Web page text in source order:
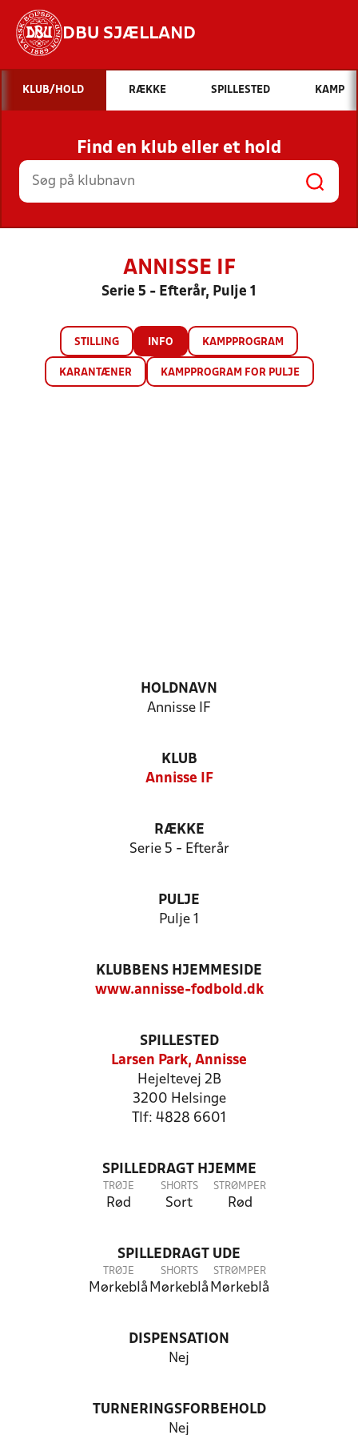
DBU SJÆLLAND
Hvad vil du søge efter?
INDHOLD OG NYHEDER
STILLINGER, RESULTATER, KLUBBER OG
HOLD
KLUB/HOLD RÆKKE SPILLESTED KAMP
Find en klub eller et hold
ANNISSE IF
Serie 5 - Efterår, Pulje 1
STILLING INFO KAMPPROGRAM
KARANTÆNER KAMPPROGRAM FOR PULJE
HOLDNAVN
Annisse IF
KLUB
Annisse IF
RÆKKE
Serie 5 - Efterår
PULJE
Pulje 1
KLUBBENS HJEMMESIDE
www.annisse-fodbold.dk
SPILLESTED
Larsen Park, Annisse
Hejeltevej 2B
3200 Helsinge
Tlf: 4828 6601
SPILLEDRAGT HJEMME
TRØJE
Rød
SHORTS
Sort
STRØMPER
Rød
SPILLEDRAGT UDE
TRØJE
Mørkeblå
SHORTS
Mørkeblå
STRØMPER
Mørkeblå
DISPENSATION
Nej
TURNERINGSFORBEHOLD
Nej